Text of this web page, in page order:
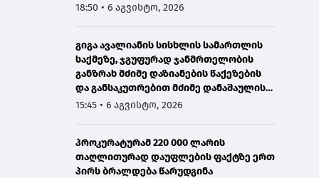
18:50 • 6 აგვისტო, 2026
გიგა ავალიანის სისხლის სამართლის
საქმეზე, ჯგუფურად ჯანმრთელობის
განზრახ მძიმე დაზიანების წაქეზების
და განსაკუთრებით მძიმე დანაშაულის
შეუტყობინებლობის ფაქტებზე ორ პირს
15:45 • 6 აგვისტო, 2026
პროკურატურამ 220 000 ლარის
თაღლითურად დაუფლების ფაქტზე ერთ
პირს ბრალდება წარუდგინა